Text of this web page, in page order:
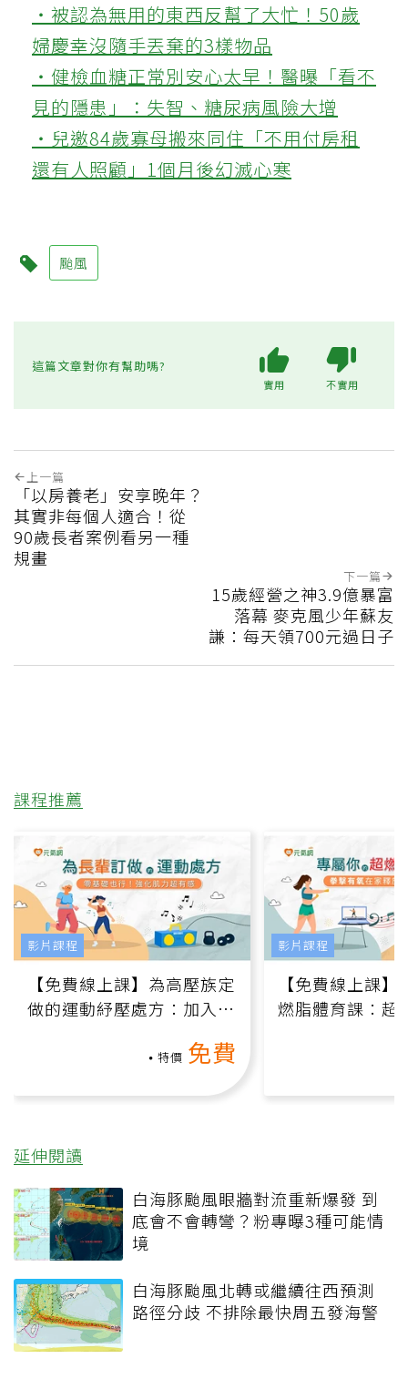
‧被認為無用的東西反幫了大忙！50歲
婦慶幸沒隨手丟棄的3樣物品
‧健檢血糖正常別安心太早！醫曝「看不
見的隱患」：失智、糖尿病風險大增
‧兒邀84歲寡母搬來同住「不用付房租
還有人照顧」1個月後幻滅心寒
颱風
這篇文章對你有幫助嗎?
實用 不實用
上一篇
「以房養老」安享晚年？
其實非每個人適合！從
90歲長者案例看另一種
規畫
下一篇
15歲經營之神3.9億暴富
落幕 麥克風少年蘇友
謙：每天領700元過日子
課程推薦
【免費線上課】為高壓族定
做的運動紓壓處方：加入行
特價 免費
影片課程
【免費線上課
燃脂體育課：超
影片課程
延伸閱讀
白海豚颱風眼牆對流重新爆發 到
底會不會轉彎？粉專曝3種可能情
境
白海豚颱風北轉或繼續往西預測
路徑分歧 不排除最快周五發海警